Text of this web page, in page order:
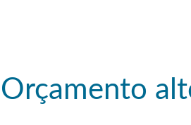
Orçamento